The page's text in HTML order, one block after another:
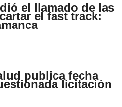
el llamado de las
el fast track:
publica fecha
licitación